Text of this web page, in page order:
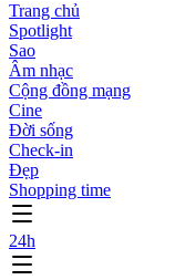
Trang chủ
Spotlight
Sao
Âm nhạc
Cộng đồng mạng
Cine
Đời sống
Check-in
Đẹp
Shopping time
24h